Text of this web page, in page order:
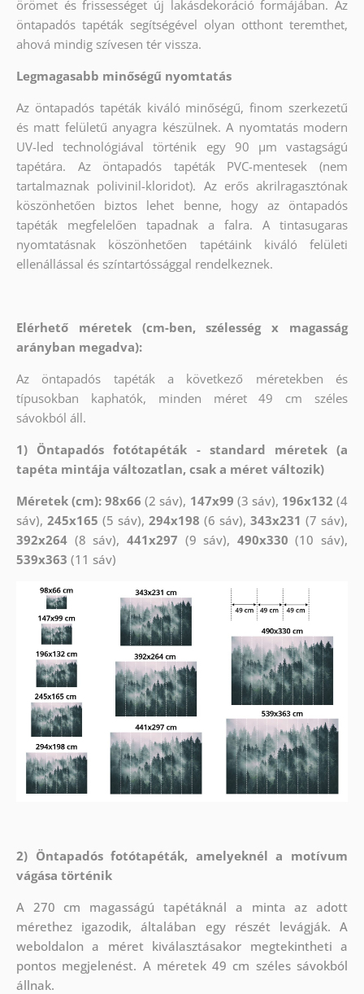
örömet és frissességet új lakásdekoráció formájában. Az
öntapadós tapéták segítségével olyan otthont teremthet,
ahová mindig szívesen tér vissza.
Legmagasabb minőségű nyomtatás
Az öntapadós tapéták kiváló minőségű, finom szerkezetű
és matt felületű anyagra készülnek. A nyomtatás modern
UV-led technológiával történik egy 90 µm vastagságú
tapétára. Az öntapadós tapéták PVC-mentesek (nem
tartalmaznak polivinil-kloridot). Az erős akrilragasztónak
köszönhetően biztos lehet benne, hogy az öntapadós
tapéták megfelelően tapadnak a falra. A tintasugaras
nyomtatásnak köszönhetően tapétáink kiváló felületi
ellenállással és színtartóssággal rendelkeznek.
Elérhető méretek (cm-ben, szélesség x magasság
arányban megadva):
Az öntapadós tapéták a következő méretekben és
típusokban kaphatók, minden méret 49 cm széles
sávokból áll.
1) Öntapadós fotótapéták - standard méretek (a
tapéta mintája változatlan, csak a méret változik)
Méretek (cm): 98x66 (2 sáv), 147x99 (3 sáv), 196x132 (4
sáv), 245x165 (5 sáv),294x198 (6 sáv),343x231 (7 sáv),
392x264(8 sáv), 441x297 (9 sáv), 490x330 (10 sáv),
539x363 (11 sáv)
2) Öntapadós fotótapéták, amelyeknél a motívum
vágása történik
A 270 cm magasságú tapétáknál a minta az adott
mérethez igazodik, általában egy részét levágják. A
weboldalon a méret kiválasztásakor megtekintheti a
pontos megjelenést. A méretek 49 cm széles sávokból
állnak.